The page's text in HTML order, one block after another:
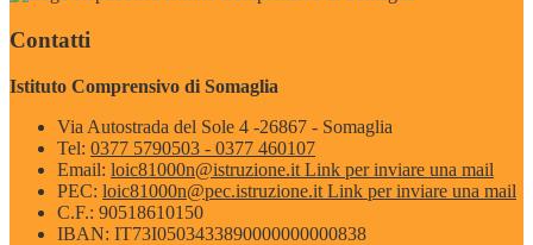
Contatti
Istituto Comprensivo di Somaglia
Via Autostrada del Sole 4 -26867 - Somaglia
Tel: 0377 5790503 - 0377 460107
Email: loic81000n@istruzione.it Link per inviare una mail
PEC: loic81000n@pec.istruzione.it Link per inviare una mail
C.F.: 90518610150
IBAN: IT73I0503433890000000000838